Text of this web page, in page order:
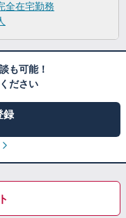
全在宅勤務
も可能！
ださい
録